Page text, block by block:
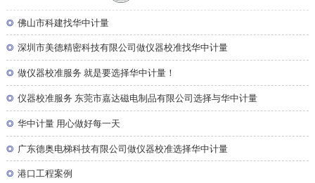
◎ 佛山市科建找华中计量
◎ 深圳市美德精密科技有限公司做仪器校准找华中计量
◎ 做仪器校准服务 就是要选择华中计量！
◎ 仪器校准服务 东莞市嘉达磁电制品有限公司选择与华中计量
◎ 华中计量 用心做好每一天
◎ 广东德奥电梯科技有限公司做仪器校准选择华中计量
◎ 港口工程案例